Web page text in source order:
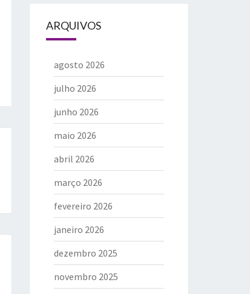
ARQUIVOS
agosto 2026
julho 2026
junho 2026
maio 2026
abril 2026
março 2026
fevereiro 2026
janeiro 2026
dezembro 2025
novembro 2025